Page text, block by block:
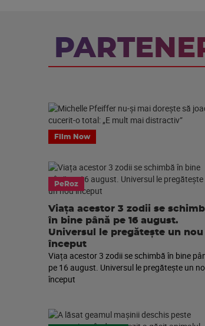
Film Now
PeRoz
Viața acestor 3 zodii se
în bine până pe 16 august.
Universul le pregătește un nou
început
Viața acestor 3 zodii se schimbă în bine
pe 16 august. Universul le pregătește un
început